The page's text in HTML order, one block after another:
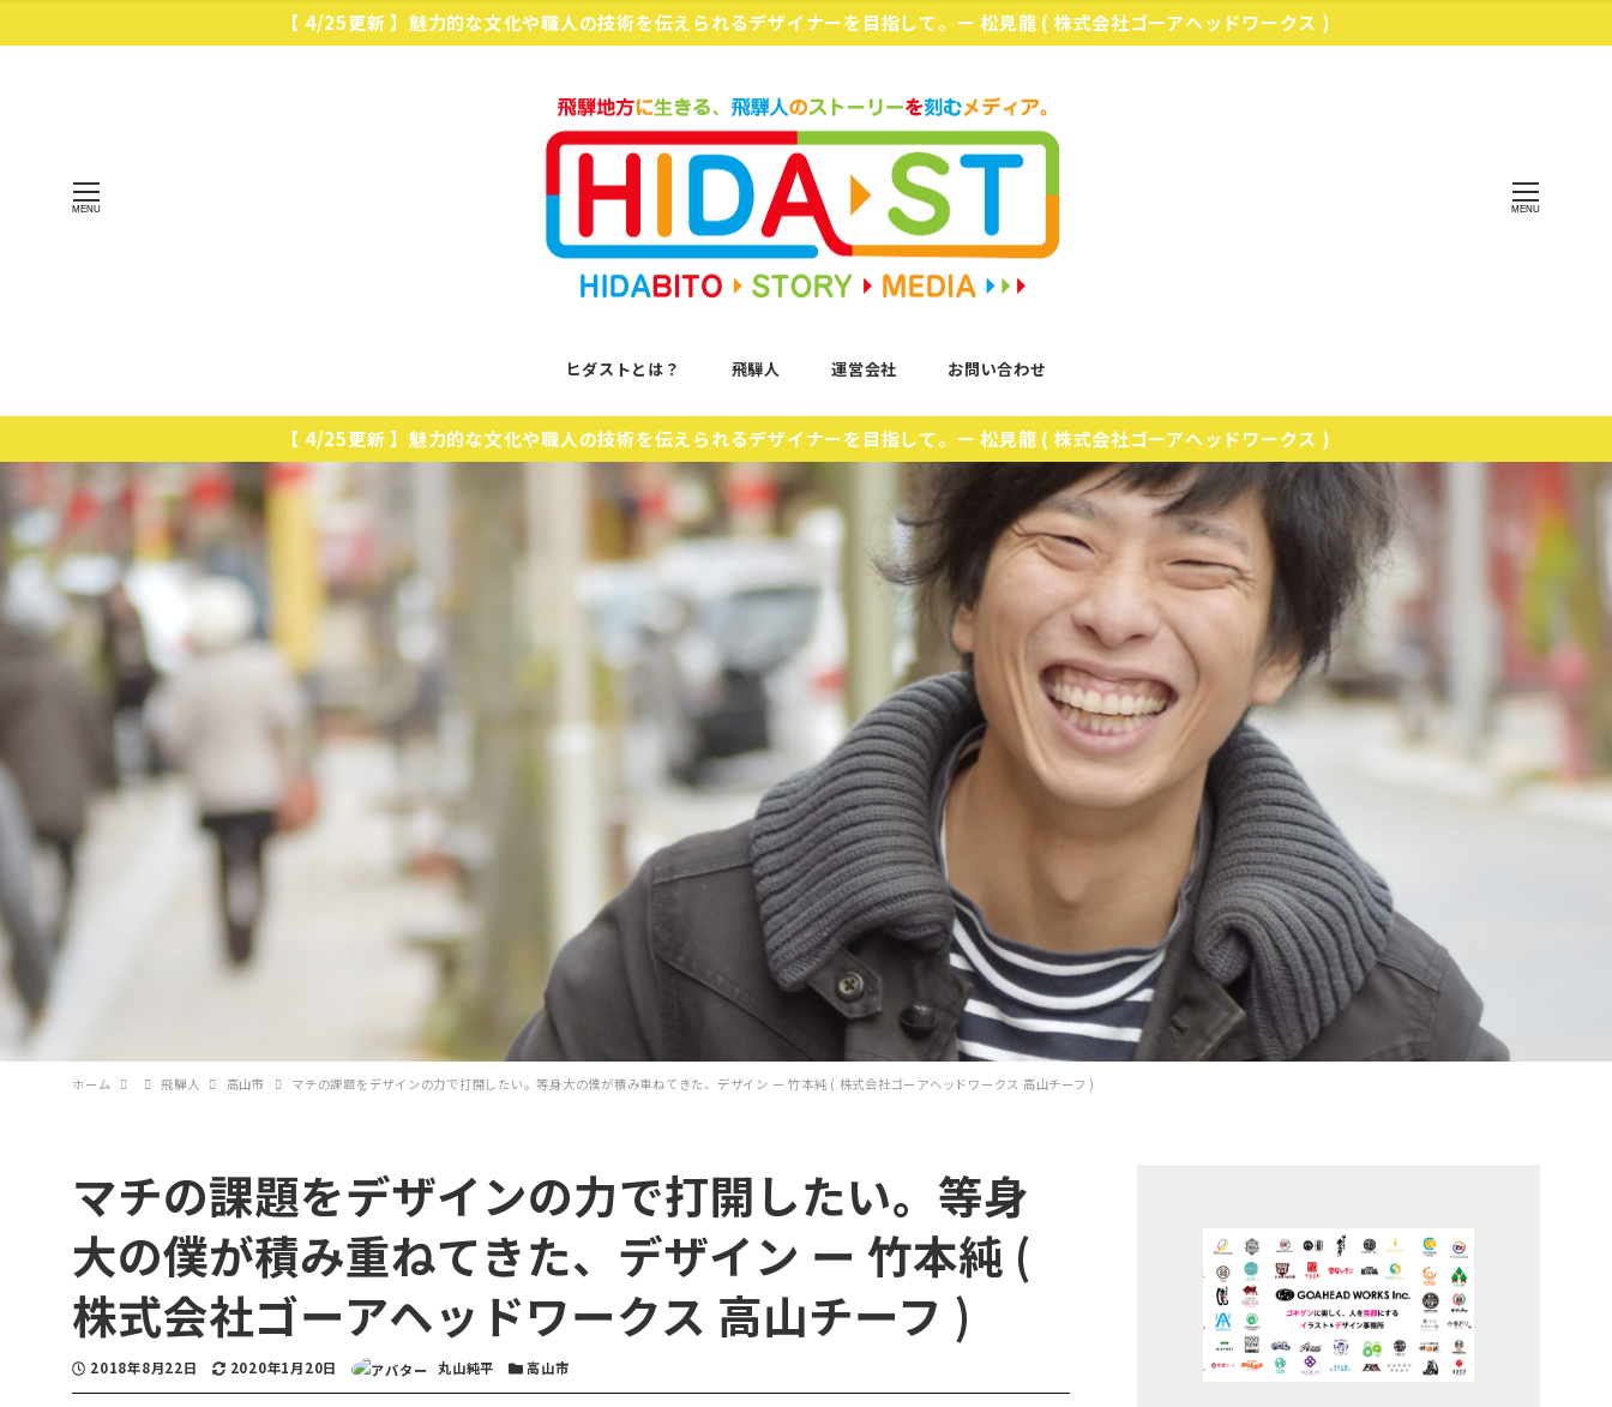
【 4/25更新 】魅力的な文化や職人の技術を伝えられるデザイナーを目指して。ー 松見龍 ( 株式会社ゴーアヘッドワークス )
MENU MENU
ヒダストとは？ 飛騨人 運営会社 お問い合わせ
【 4/25更新 】魅力的な文化や職人の技術を伝えられるデザイナーを目指して。ー 松見龍 ( 株式会社ゴーアヘッドワークス )
ホーム 飛騨人 高山市 マチの課題をデザインの力で打開したい。等身大の僕が積み重ねてきた、デザイン ー 竹本純 ( 株式会社ゴーアヘッドワークス 高山チーフ )
マチの課題をデザインの力で打開したい。等身
大の僕が積み重ねてきた、デザイン ー 竹本純 (
株式会社ゴーアヘッドワークス 高山チーフ )
投稿日
2018年8月22日 更新日
2020年1月20日 著者 丸山純平 カテゴリー
高山市